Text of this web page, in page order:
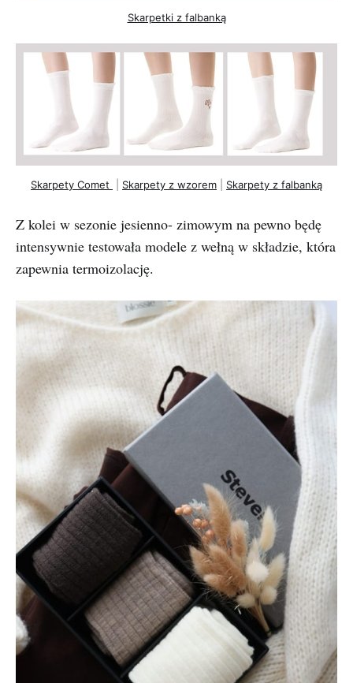
Skarpetki z falbanką
Skarpety Comet Skarpety z wzorem Skarpety z falbanką
Z kolei w sezonie jesienno- zimowym na pewno będę
intensywnie testowała modele z wełną w składzie, która
zapewnia termoizolację.